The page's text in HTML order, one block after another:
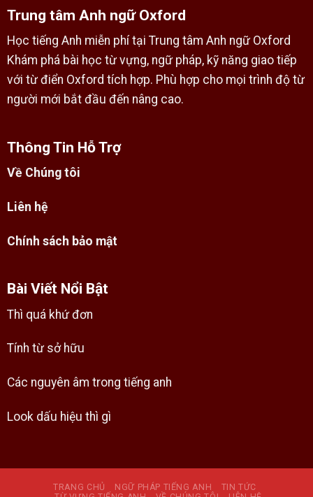
Trung tâm Anh ngữ Oxford
Học tiếng Anh miễn phí tại Trung tâm Anh ngữ Oxford
Khám phá bài học từ vựng, ngữ pháp, kỹ năng giao tiếp
với từ điển Oxford tích hợp. Phù hợp cho mọi trình độ từ
người mới bắt đầu đến nâng cao.
Thông Tin Hỗ Trợ
Về Chúng tôi
Liên hệ
Chính sách bảo mật
Bài Viết Nổi Bật
Thì quá khứ đơn
Tính từ sở hữu
Các nguyên âm trong tiếng anh
Look dấu hiệu thì gì
TRANG CHỦ NGỮ PHÁP TIẾNG ANH
TIN TỨC